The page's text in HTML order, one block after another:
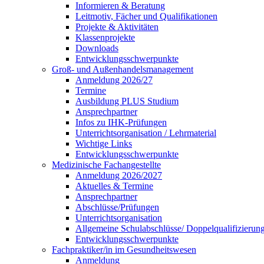
Informieren & Beratung
Leitmotiv, Fächer und Qualifikationen
Projekte & Aktivitäten
Klassenprojekte
Downloads
Entwicklungsschwerpunkte
Groß- und Außenhandelsmanagement
Anmeldung 2026/27
Termine
Ausbildung PLUS Studium
Ansprechpartner
Infos zu IHK-Prüfungen
Unterrichtsorganisation / Lehrmaterial
Wichtige Links
Entwicklungsschwerpunkte
Medizinische Fachangestellte
Anmeldung 2026/2027
Aktuelles & Termine
Ansprechpartner
Abschlüsse/Prüfungen
Unterrichtsorganisation
Allgemeine Schulabschlüsse/
Entwicklungsschwerpunkte
Fachpraktiker/in im Gesundheitswesen
Anmeldung